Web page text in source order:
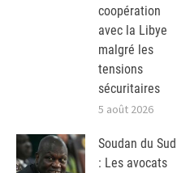
coopération
avec la Libye
malgré les
tensions
sécuritaires
5 août 2026
Soudan du Sud
: Les avocats